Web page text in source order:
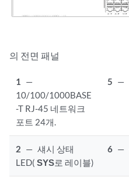
의 전면 패널
1 —
10/100/1000BASE
-T RJ-45 네트워크
포트 24개.
5 —
2 — 섀시 상태
LED(SYS로 레이블)
6 —